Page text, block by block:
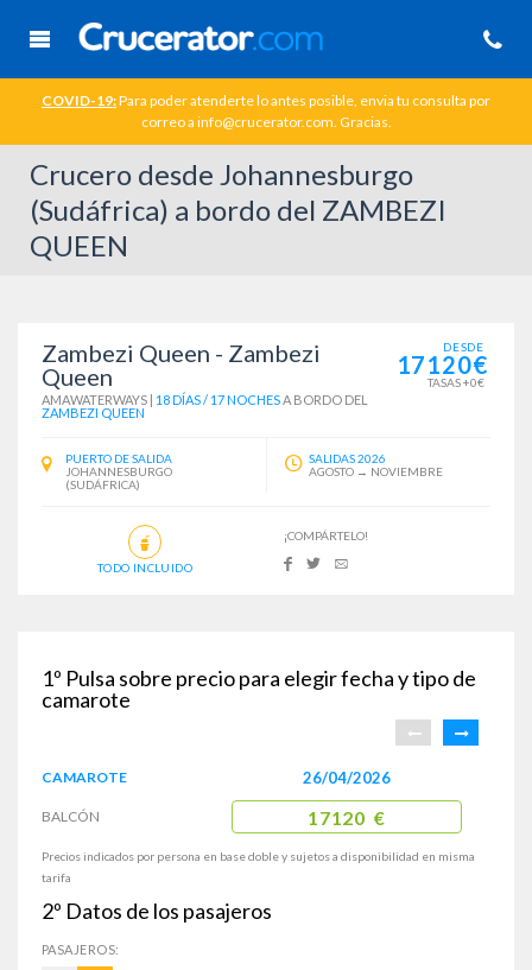
COVID-19:Para poder atenderte lo antes posible, envia tu consulta por
correo a info@crucerator.com. Gracias.
Crucero desde Johannesburgo
(Sudáfrica) a bordo del ZAMBEZI
QUEEN
Zambezi Queen - Zambezi
Queen
AMAWATERWAYS | 18 DÍAS / 17 NOCHESA BORDO DEL
ZAMBEZI QUEEN
DESDE
17120€
TASAS +0€
PUERTO DE SALIDA
JOHANNESBURGO
(SUDÁFRICA)
SALIDAS 2026
AGOSTO → NOVIEMBRE
TODO INCLUIDO
¡COMPÁRTELO!
1º Pulsa sobre precio para elegir fecha y tipo de
camarote
CAMAROTE
BALCÓN
26/04/2026
17120 €
Precios indicados por persona en base doble y sujetos a disponibilidad en misma
tarifa
2º Datos de los pasajeros
PASAJEROS: